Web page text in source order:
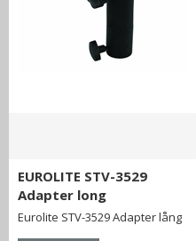
EUROLITE STV-3529
Adapter long
Eurolite STV-3529 Adapter lång